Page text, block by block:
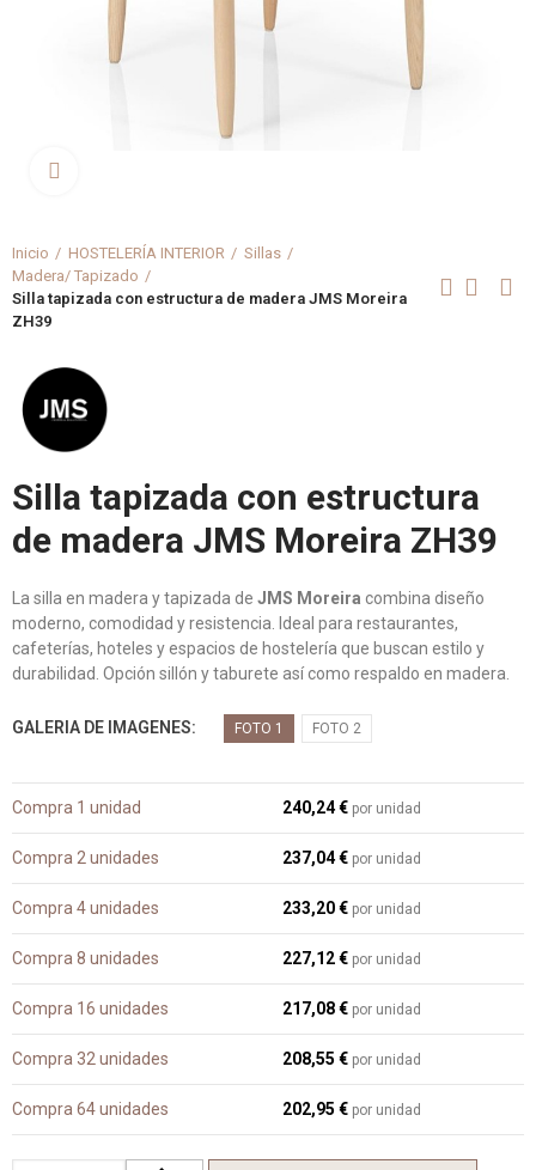
Inicio HOSTELERÍA INTERIOR
Sillas
Madera/ Tapizado
Silla tapizada con estructura de madera JMS Moreira
ZH39
Silla tapizada con estructura
de madera JMS Moreira ZH39
La silla en madera y tapizada de JMS Moreira combina diseño
moderno, comodidad y resistencia. Ideal para restaurantes,
cafeterías, hoteles y espacios de hostelería que buscan estilo y
durabilidad. Opción sillón y taburete así como respaldo en madera.
GALERIA DE IMAGENES FOTO 1 FOTO 2
Compra 1 unidad 240,24 € por unidad
Compra 2 unidades 237,04 € por unidad
Compra 4 unidades 233,20 € por unidad
Compra 8 unidades 227,12 € por unidad
Compra 16 unidades 217,08 € por unidad
Compra 32 unidades 208,55 € por unidad
Compra 64 unidades 202,95 € por unidad